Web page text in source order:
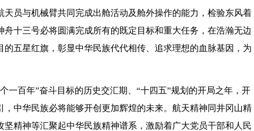
员与机械臂共同完成出舱活动及舱外操作的能力，检验东风着
十三号必将圆满完成所有的既定目标和重大任务，在浩瀚无边
五星红旗，彰显中华民族代代相传、追求理想的血脉基因，为
一百年”奋斗目标的历史交汇期、“十四五”规划的开局之年，开
中华民族必将能够开创更加辉煌的未来。航天精神同井冈山精
精神等汇聚起中华民族精神谱系，激励着广大党员干部和人民